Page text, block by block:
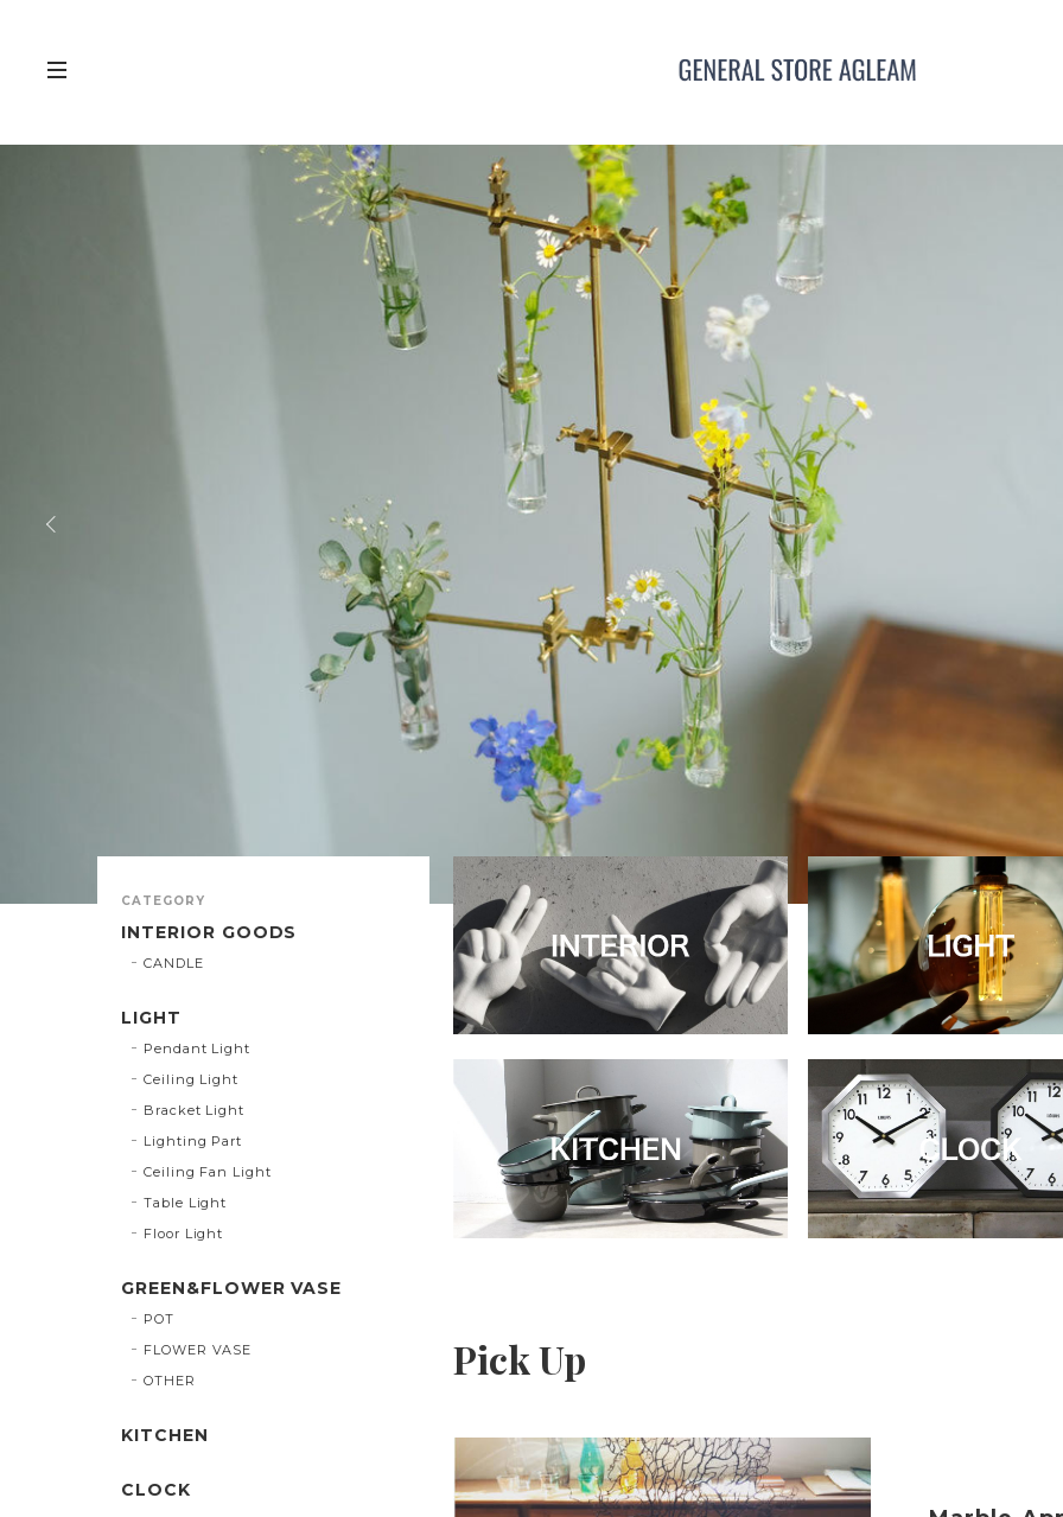
Pick Up
CATEGORY
INTERIOR GOODS
CANDLE
LIGHT
Pendant Light
Ceiling Light
Bracket Light
Lighting Part
Ceiling Fan Light
Table Light
Floor Light
GREEN&FLOWER VASE
POT
FLOWER VASE
OTHER
KITCHEN
CLOCK